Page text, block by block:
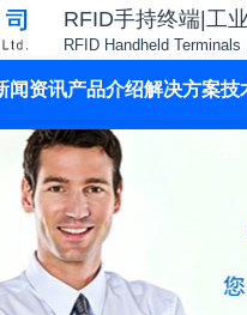
RFID手持终端|工
RFID Handheld
闻资讯产品介绍解决方案技